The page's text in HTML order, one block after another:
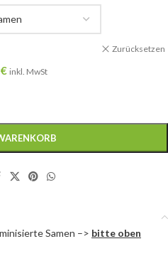
Zurücksetzen
€ inkl. MwSt
Samen –> bitte oben